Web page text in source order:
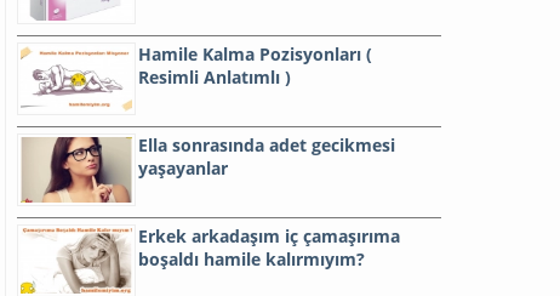
Hamile Kalma Pozisyonları (
Resimli Anlatımlı )
Ella sonrasında adet gecikmesi
yaşayanlar
Erkek arkadaşım iç çamaşırıma
boşaldı hamile kalırmıyım?